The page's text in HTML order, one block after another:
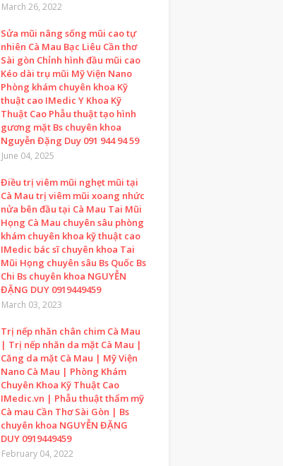
March 26, 2022
Sửa mũi nâng sống mũi cao tự
nhiên Cà Mau Bạc Liêu Cần thơ
Sài gòn Chỉnh hình đầu mũi cao
Kéo dài trụ mũi Mỹ Viện Nano
Phòng khám chuyên khoa Kỹ
thuật cao IMedic Y Khoa Kỹ
Thuật Cao Phẫu thuật tạo hình
gương mặt Bs chuyên khoa
Nguyễn Đặng Duy 091 944 94 59
June 04, 2025
Điều trị viêm mũi nghẹt mũi tại
Cà Mau trị viêm mũi xoang nhức
nửa bên đầu tại Cà Mau Tai Mũi
Họng Cà Mau chuyên sâu phòng
khám chuyên khoa kỹ thuật cao
IMedic bác sĩ chuyên khoa Tai
Mũi Họng chuyên sâu Bs Quốc Bs
Chi Bs chuyên khoa NGUYỄN
ĐẶNG DUY 0919449459
March 03, 2023
Trị nếp nhăn chân chim Cà Mau
| Trị nếp nhăn da mặt Cà Mau |
Căng da mặt Cà Mau | Mỹ Viện
Nano Cà Mau | Phòng Khám
Chuyên Khoa Kỹ Thuật Cao
IMedic.vn | Phẫu thuật thẩm mỹ
Cà mau Cần Thơ Sài Gòn | Bs
chuyên khoa NGUYỄN ĐẶNG
DUY 0919449459
February 04, 2022